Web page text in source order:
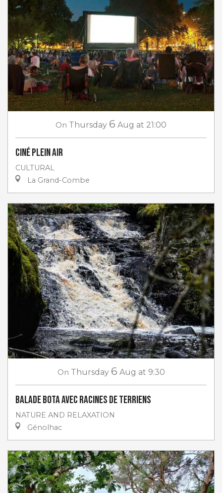
On Thursday 6 Aug at 21:00
Ciné plein air
CULTURAL
La Grand-Combe
On Thursday 6 Aug at 9:30
Balade Bota avec Racines de Terriens
NATURE AND RELAXATION
Génolhac